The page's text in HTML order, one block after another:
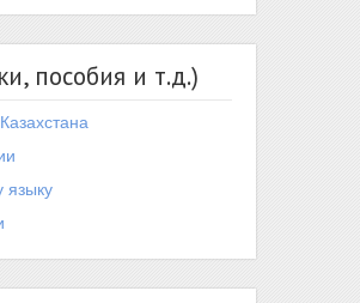
пособия и т.д.)
языку